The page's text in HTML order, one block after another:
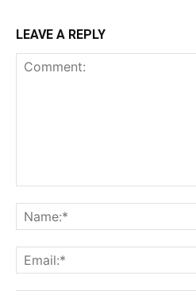
LEAVE A REPLY